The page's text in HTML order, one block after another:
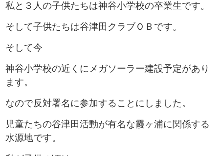
私と３人の子供たちは神谷小学校の卒業生です。
そして子供たちは谷津田クラブＯＢです。
そして今
神谷小学校の近くにメガソーラー建設予定があり
ます。
なので反対署名に参加することにしました。
児童たちの谷津田活動が有名な霞ヶ浦に関係する
水源地です。